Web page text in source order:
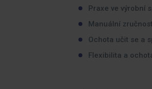
Praxe ve výrobní
Manuální
Ochota učit se a
Flexibilita a